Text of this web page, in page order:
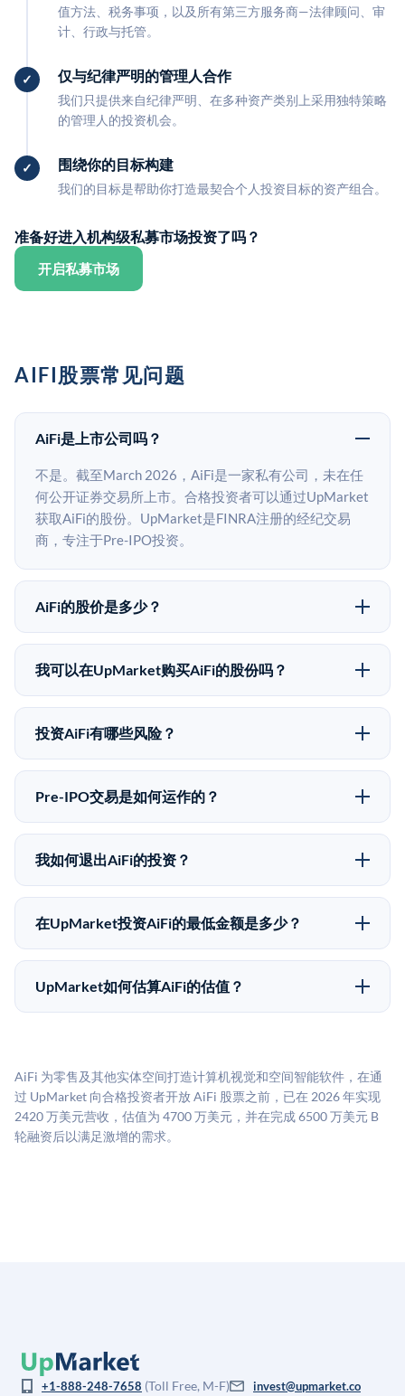
值方法、税务事项，以及所有第三方服务商—法律顾问、审
计、行政与托管。
仅与纪律严明的管理人合作
我们只提供来自纪律严明、在多种资产类别上采用独特策略
的管理人的投资机会。
围绕你的目标构建
我们的目标是帮助你打造最契合个人投资目标的资产组合。
准备好进入机构级私募市场投资了吗？
开启私募市场
AIFI股票常见问题
AiFi是上市公司吗？
不是。截至March 2026，AiFi是一家私有公司，未在任
何公开证券交易所上市。合格投资者可以通过UpMarket
获取AiFi的股份。UpMarket是FINRA注册的经纪交易
商，专注于Pre-IPO投资。
AiFi的股价是多少？
AiFi没有公开股价，因为它是一家私有公司。最近的已
知股价来自其最近一轮融资。 二级市场上的Pre-IPO股
同。
我可以在UpMarket购买AiFi的股份吗？
可以。合格投资者可以通过填写本页表单或在
upmarket.co创建账户来表达对AiFi股份的投资意向。所
50,000美元。UpMarket是FINRA注册的经纪交易商，
自2019年以来已经纪超过5亿美元的另类投资。
投资AiFi有哪些风险？
Pre-IPO投资存在重大风险。AiFi的股份流动性低，意味
着没有公开市场可以快速出售。不存在确定的退出时间
能全部损失的准备。私有公司的估值在融资轮次之间可
能大幅波动。投资者应在投资前咨询其财务顾问并审阅
Pre-IPO交易是如何运作的？
在Pre-IPO交易中，合格投资者通过二级市场平台从现有
股东（如员工、早期投资者或其他持有人）处购买股
为FINRA注册的经纪交易商促成这些交易，代表双方处
理合规、文件和结算事宜。
我如何退出AiFi的投资？
Pre-IPO持股主要有两种退出途径：在二级市场将股份出
售给其他买家，或持有直到公司完成IPO或被收购。两
市场条件。任何退出的时间都是不可预测的，投资者应
做好多年持有的准备。
在UpMarket投资AiFi的最低金额是多少？
UpMarket上大多数Pre-IPO产品的最低投资金额为
50,000美元。具体金额可能因产品和股份供应情况而有
UpMarket如何估算AiFi的估值？
司可比倍数应用私有公司折扣，以反映流动性不足和信
息不对称。此估值不构成投资建议，可能与实际交易价
格存在重大差异。
AiFi 为零售及其他实体空间打造计算机视觉和空间智能软件，在通
过 UpMarket 向合格投资者开放 AiFi 股票之前，已在 2026 年实现
2420 万美元营收，估值为 4700 万美元，并在完成 6500 万美元 B
轮融资后以满足激增的需求。
+1-888-248-7658 (Toll Free, M-F) invest@upmarket.co